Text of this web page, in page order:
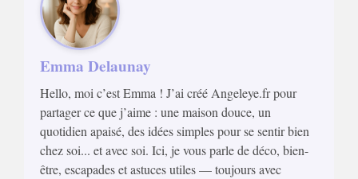
Emma Delaunay
Hello, moi c’est Emma ! J’ai créé Angeleye.fr pour
partager ce que j’aime : une maison douce, un
quotidien apaisé, des idées simples pour se sentir bien
chez soi... et avec soi. Ici, je vous parle de déco, bien-
être, escapades et astuces utiles — toujours avec